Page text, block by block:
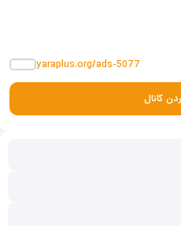
yaraplus.org/ads-5077
کانال